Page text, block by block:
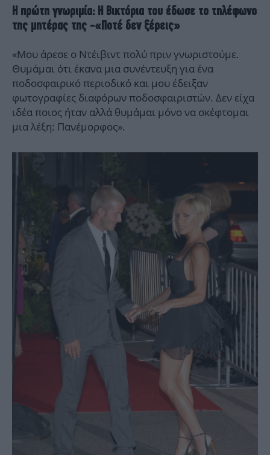
Η πρώτη γνωριμία: Η Βικτόρια του έδωσε το τηλέφωνο
της μητέρας της -«Ποτέ δεν ξέρεις»
«Μου άρεσε ο Ντέιβιντ πολύ πριν γνωριστούμε.
Θυμάμαι ότι έκανα μια συνέντευξη για ένα
ποδοσφαιρικό περιοδικό και μου έδειξαν
φωτογραφίες διαφόρων ποδοσφαιριστών. Δεν είχα
ιδέα ποιος ήταν αλλά θυμάμαι μόνο να σκέφτομαι
μια λέξη: Πανέμορφος».